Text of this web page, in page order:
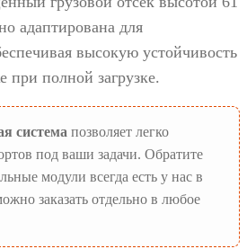
адаптирована для
высокую устойчивость
при полной загрузке.
система позволяет легко
под ваши задачи. Обратите
модули всегда есть у нас в
заказать отдельно в любое